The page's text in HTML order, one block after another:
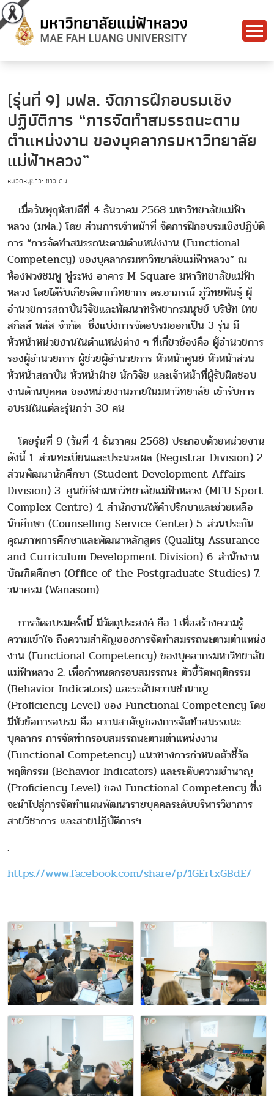
(รุ่นที่ 9) มฟล. จัดการฝึกอบรมเชิง
ปฏิบัติการ “การจัดทำสมรรถนะตาม
ตำแหน่งงาน ของบุคลากรมหาวิทยาลัย
แม่ฟ้าหลวง”
หมวดหมู่ข่าว: ข่าวเด่น
เมื่อวันพุฤหัสบดีที่ 4 ธันวาคม 2568 มหาวิทยาลัยแม่ฟ้า
หลวง (มฟล.) โดย ส่วนการเจ้าหน้าที่ จัดการฝึกอบรมเชิงปฏิบัติ
การ “การจัดทำสมรรถนะตามตำแหน่งงาน (Functional
Competency) ของบุคลากรมหาวิทยาลัยแม่ฟ้าหลวง” ณ
ห้องพวงชมพู-พู่ระหง อาคาร M-Square มหาวิทยาลัยแม่ฟ้า
หลวง โดยได้รับเกียรติจากวิทยากร ดร.อาภรณ์ ภู่วิทยพันธุ์ ผู้
อำนวยการสถาบันวิจัยและพัฒนาทรัพยากรมนุษย์ บริษัท ไทย
สกิลล์ พลัส จำกัด ซึ่งแบ่งการจัดอบรมออกเป็น 3 รุ่น มี
หัวหน้าหน่วยงานในตำแหน่งต่าง ๆ ที่เกี่ยวข้องคือ ผู้อำนวยการ
รองผู้อำนวยการ ผู้ช่วยผู้อำนวยการ หัวหน้าศูนย์ หัวหน้าส่วน
หัวหน้าสถาบัน หัวหน้าฝ่าย นักวิจัย และเจ้าหน้าที่ผู้รับผิดชอบ
งานด้านบุคคล ของหน่วยงานภายในมหาวิทยาลัย เข้ารับการ
อบรมในแต่ละรุ่นกว่า 30 คน
โดยรุ่นที่ 9 (วันที่ 4 ธันวาคม 2568) ประกอบด้วยหน่วยงาน
ดังนี้ 1. ส่วนทะเบียนและประมวลผล (Registrar Division) 2.
ส่วนพัฒนานักศึกษา (Student Development Affairs
Division) 3. ศูนย์กีฬามหาวิทยาลัยแม่ฟ้าหลวง (MFU Sport
Complex Centre) 4. สำนักงานให้คำปรึกษาและช่วยเหลือ
นักศึกษา (Counselling Service Center) 5. ส่วนประกัน
คุณภาพการศึกษาและพัฒนาหลักสูตร (Quality Assurance
and Curriculum Development Division) 6. สำนักงาน
บัณฑิตศึกษา (Office of the Postgraduate Studies) 7.
วนาศรม (Wanasom)
การจัดอบรมครั้งนี้ มีวัตถุประสงค์ คือ 1.เพื่อสร้างความรู้
ความเข้าใจ ถึงความสำคัญของการจัดทำสมรรถนะตามตำแหน่ง
งาน (Functional Competency) ของบุคลากรมหาวิทยาลัย
แม่ฟ้าหลวง 2. เพื่อกำหนดกรอบสมรรถนะ ตัวชี้วัดพฤติกรรม
(Behavior Indicators) และระดับความชำนาญ
(Proficiency Level) ของ Functional Competency โดย
มีหัวข้อการอบรม คือ ความสาคัญของการจัดทำสมรรถนะ
บุคลากร การจัดทำกรอบสมรรถนะตามตำแหน่งงาน
(Functional Competency) แนวทางการกำหนดตัวชี้วัด
พฤติกรรม (Behavior Indicators) และระดับความชำนาญ
(Proficiency Level) ของ Functional Competency ซึ่ง
จะนำไปสู่การจัดทำแผนพัฒนารายบุคคลระดับบริหารวิชาการ
สายวิชาการ และสายปฏิบัติการฯ
.
https://www.facebook.com/share/p/1GErtxGBdE/